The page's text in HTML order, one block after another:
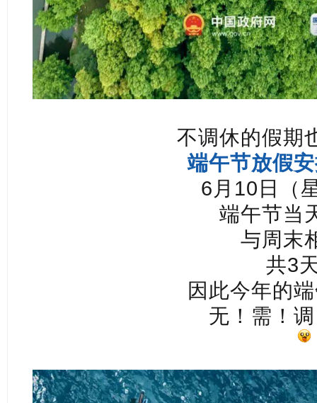
不调休的假期
端午节放假
6月10日（
端午节当
与周末
共3
因此今年的
无！需！